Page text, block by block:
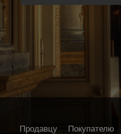
Продавцу Покупателю